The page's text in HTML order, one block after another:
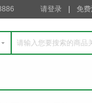
请登录 免